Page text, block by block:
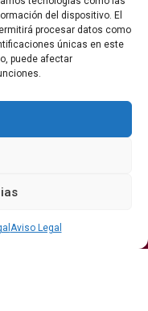
del dispositivo. El
procesar datos como
únicas en este
puede afectar
Aviso LegalProtagonistas